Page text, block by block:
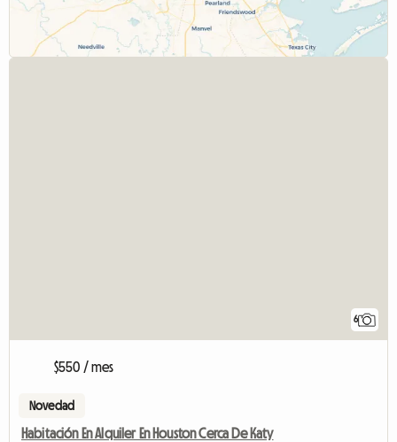
6
$550 / mes
Novedad
Habitación En Alquiler En Houston Cerca De Katy